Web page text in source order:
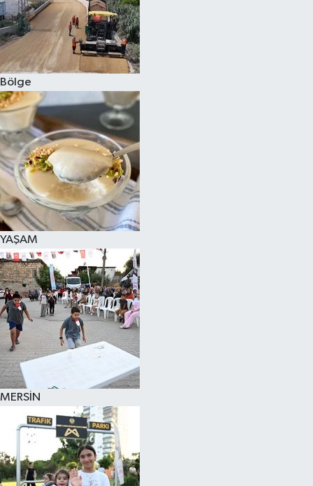
Bölge
YAŞAM
MERSİN